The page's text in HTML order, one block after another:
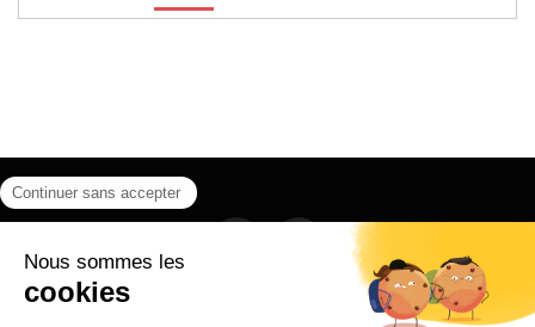
Instagram
CONTACT